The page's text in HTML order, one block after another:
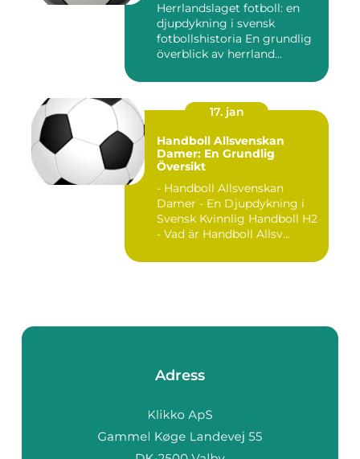
Herrlandslaget fotboll: en
djupdykning i svensk
fotbollshistoria En grundlig
överblick av herrland...
17. jan
Handboll Allsvenskan
Damer: En Grundlig
Översikt
- Handboll Allsvenskan
Damer - En Djupdykning i
Svensk Kvinnlig Handboll H2
- Vad är Handboll Allsv...
Adress